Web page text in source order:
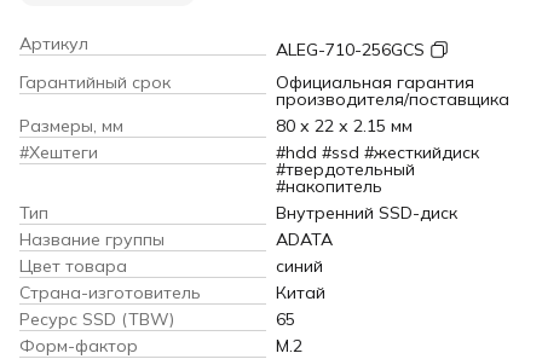
Артикул
ALEG-710-256GCS
Гарантийный срок
Официальная гарантия
производителя/поставщика
Размеры, мм
80 х 22 х 2.15 мм
#Хештеги
#hdd #ssd #жесткийдиск
#твердотельный
#накопитель
Тип
Внутренний SSD-диск
Название группы
ADATA
Цвет товара
синий
Страна-изготовитель
Китай
Ресурс SSD (TBW)
65
Форм-фактор
M.2